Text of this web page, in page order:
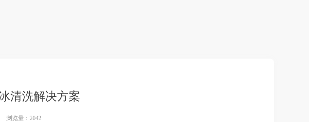
清洗解决方案
浏览量： 2042